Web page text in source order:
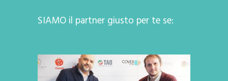
SIAMO il partner giusto per te se: